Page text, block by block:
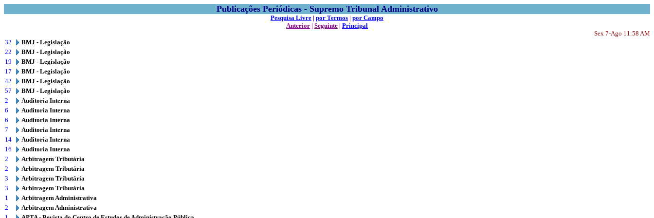
Publicações Periódicas - Supremo Tribunal Administrativo
Pesquisa Livre | por Termos | por Campo
Anterior | Seguinte | Principal
Sex 7-Ago 11:58 AM
32
BMJ - Legislação
22
BMJ - Legislação
19
BMJ - Legislação
17
BMJ - Legislação
42
BMJ - Legislação
57
BMJ - Legislação
2
Auditoria Interna
6
Auditoria Interna
6
Auditoria Interna
7
Auditoria Interna
14
Auditoria Interna
16
Auditoria Interna
2
Arbitragem Tributária
2
Arbitragem Tributária
3
Arbitragem Tributária
3
Arbitragem Tributária
1
Arbitragem Administrativa
2
Arbitragem Administrativa